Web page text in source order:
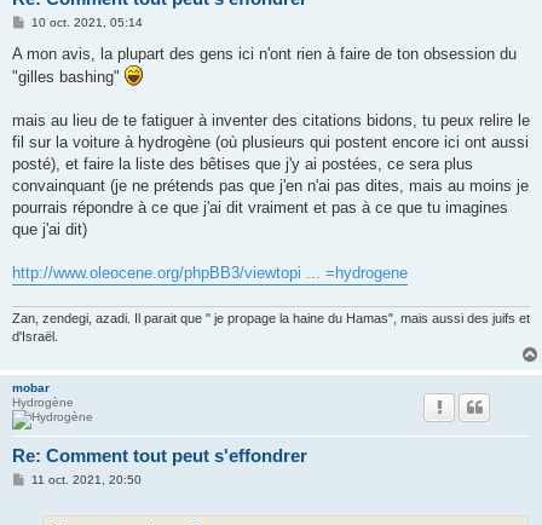
M
s
10 oct. 2021, 05:14
A mon avis, la plupart des gens ici n'ont rien à faire de ton obsession du
"gilles bashing"
mais au lieu de te fatiguer à inventer des citations bidons, tu peux relire le
fil sur la voiture à hydrogène (où plusieurs qui postent encore ici ont aussi
posté), et faire la liste des bêtises que j'y ai postées, ce sera plus
convainquant (je ne prétends pas que j'en n'ai pas dites, mais au moins je
pourrais répondre à ce que j'ai dit vraiment et pas à ce que tu imagines
que j'ai dit)
http://www.oleocene.org/phpBB3/viewtopi ... =hydrogene
Zan, zendegi, azadi. Il parait que " je propage la haine du Hamas", mais aussi des juifs et
d'Israël.
mobar
Hydrogène
Re: Comment tout peut s'effondrer
M11 oct. 2021, 20:50